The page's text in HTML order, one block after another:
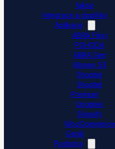
faktur
Integrace a doplňky
Aplikace
ABRA Flexi
POHODA
ABRA Gen
Money S3
Shoptet
Shoptet
Premium
Upgates
Shopify
WooCommerce
Ceník
Podpora